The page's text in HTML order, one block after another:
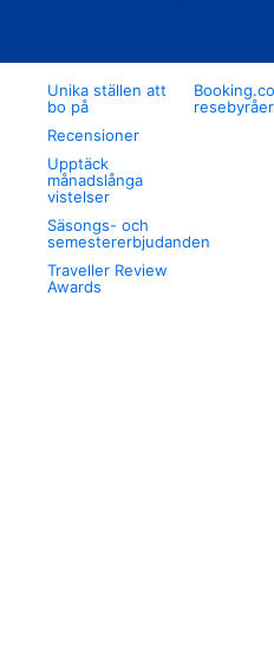
Unika ställen att
bo på
Recensioner
Upptäck
månadslånga
vistelser
Säsongs- och
semestererbjudanden
Traveller Review
Awards
resebyråer